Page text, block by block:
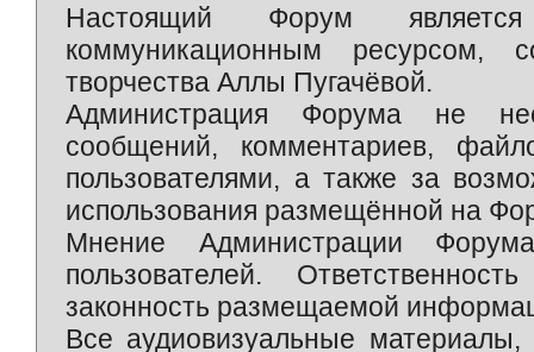
Настоящий Форум является
коммуникационным ресурсом,
творчества Аллы Пугачёвой.
Администрация Форума не
сообщений, комментариев,
пользователями, а также за
использования размещённой на
Мнение Администрации
пользователей.
законность размещаемой
Все аудиовизуальные